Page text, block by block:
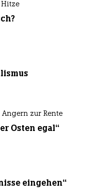
zur Rente
Osten egal“
eingehen“